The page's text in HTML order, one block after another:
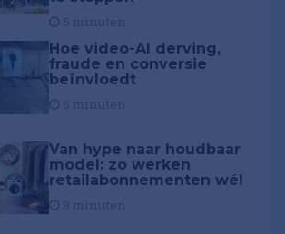
Hoe video-AI derving,
fraude en conversie
beïnvloedt
Van hype naar houdbaar
model: zo werken
retailabonnementen wél